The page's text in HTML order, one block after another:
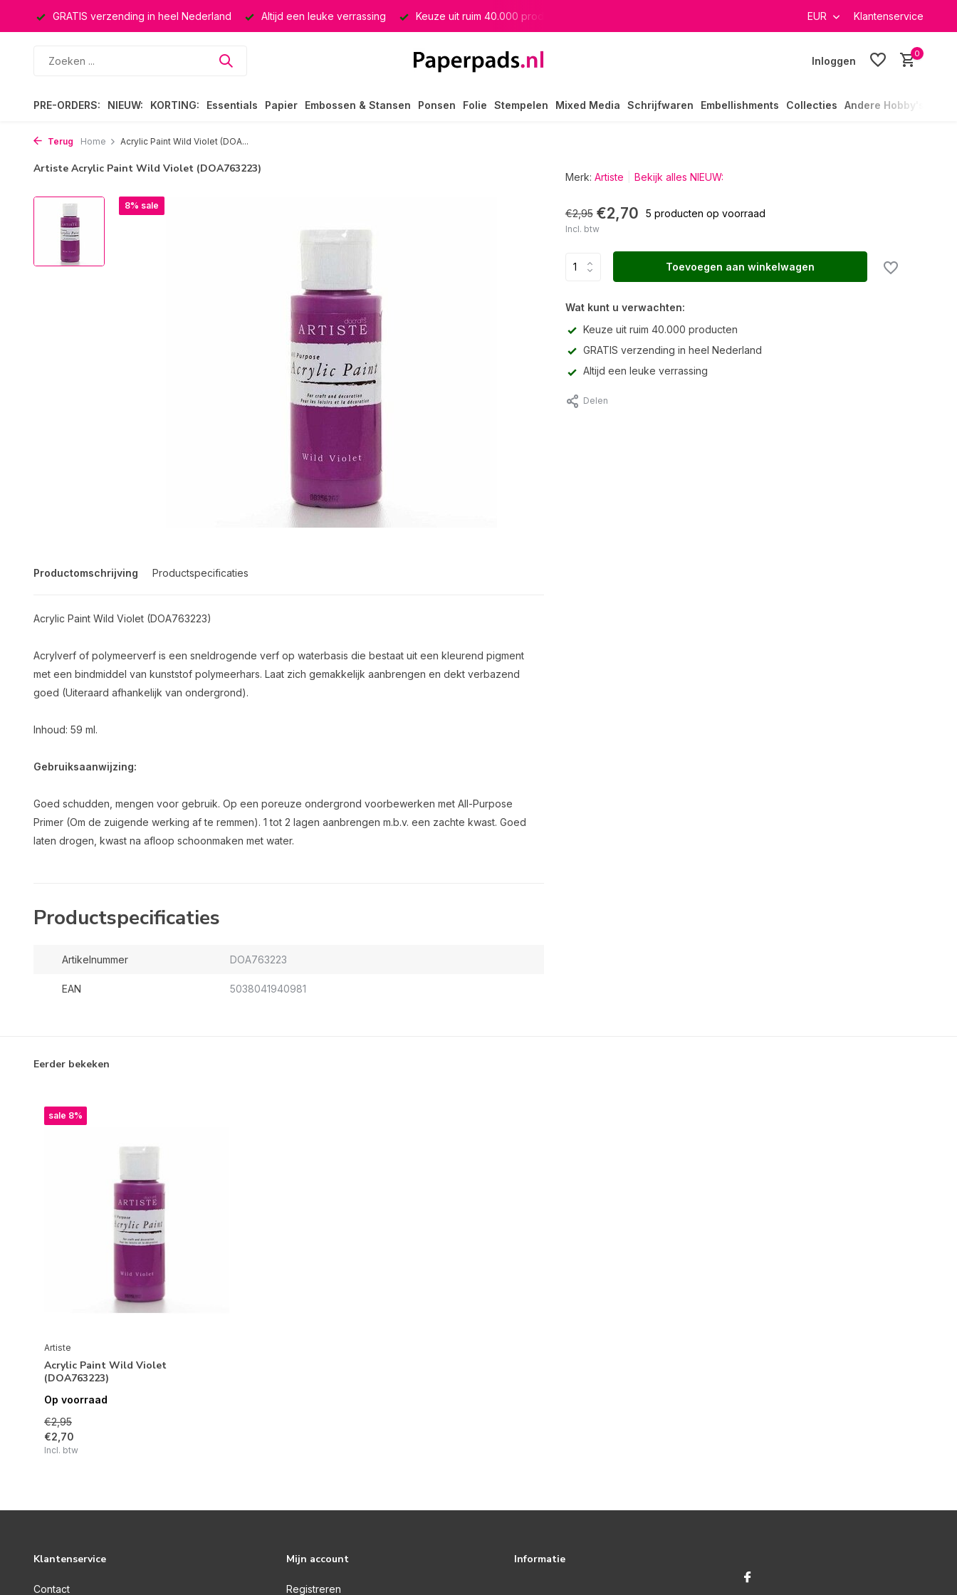
GRATIS verzending in heel Nederland Altijd een leuke verrassing Keuze uit ruim 40.000 producten EUR Klantenservice
Inloggen
0
PRE-ORDERS: NIEUW: KORTING: Essentials Papier Embossen & Stansen Ponsen Folie Stempelen Mixed Media Schrijfwaren Embellishments Collecties Andere Hobby's
Terug Home Acrylic Paint Wild Violet (DOA...
Artiste Acrylic Paint Wild Violet (DOA763223)
8% sale
Productomschrijving Productspecificaties
Acrylic Paint Wild Violet (DOA763223)
Acrylverf of polymeerverf is een sneldrogende verf op waterbasis die bestaat uit een kleurend pigment
met een bindmiddel van kunststof polymeerhars. Laat zich gemakkelijk aanbrengen en dekt verbazend
goed (Uiteraard afhankelijk van ondergrond).
Inhoud: 59 ml.
Gebruiksaanwijzing:
Goed schudden, mengen voor gebruik. Op een poreuze ondergrond voorbewerken met All-Purpose
Primer (Om de zuigende werking af te remmen). 1 tot 2 lagen aanbrengen m.b.v. een zachte kwast. Goed
laten drogen, kwast na afloop schoonmaken met water.
Productspecificaties
Artikelnummer DOA763223
EAN 5038041940981
Merk: Artiste Bekijk alles NIEUW:
€2,95 €2,70 5 producten op voorraad
Incl. btw
Toevoegen aan winkelwagen
Wat kunt u verwachten:
Keuze uit ruim 40.000 producten
GRATIS verzending in heel Nederland
Altijd een leuke verrassing
Delen
Eerder bekeken
sale 8%
Artiste
Acrylic Paint Wild Violet
(DOA763223)
Op voorraad
€2,95
€2,70
Incl. btw
Klantenservice
Contact
Mijn account
Registreren
Informatie